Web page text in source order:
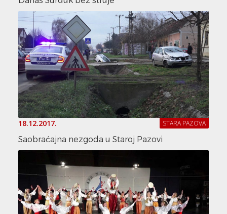
18.12.2017. STARA PAZOVA
Saobraćajna nezgoda u Staroj Pazovi